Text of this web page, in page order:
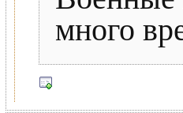
много